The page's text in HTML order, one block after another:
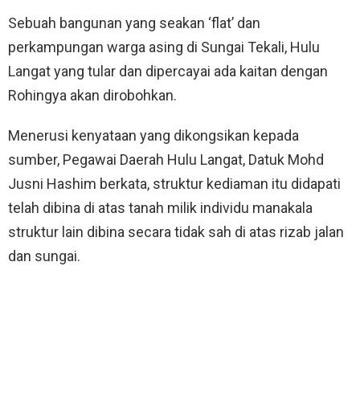
Sebuah bangunan yang seakan ‘flat’ dan
perkampungan warga asing di Sungai Tekali, Hulu
Langat yang tular dan dipercayai ada kaitan dengan
Rohingya akan dirobohkan.
Menerusi kenyataan yang dikongsikan kepada
sumber, Pegawai Daerah Hulu Langat, Datuk Mohd
Jusni Hashim berkata, struktur kediaman itu didapati
telah dibina di atas tanah milik individu manakala
struktur lain dibina secara tidak sah di atas rizab jalan
dan sungai.